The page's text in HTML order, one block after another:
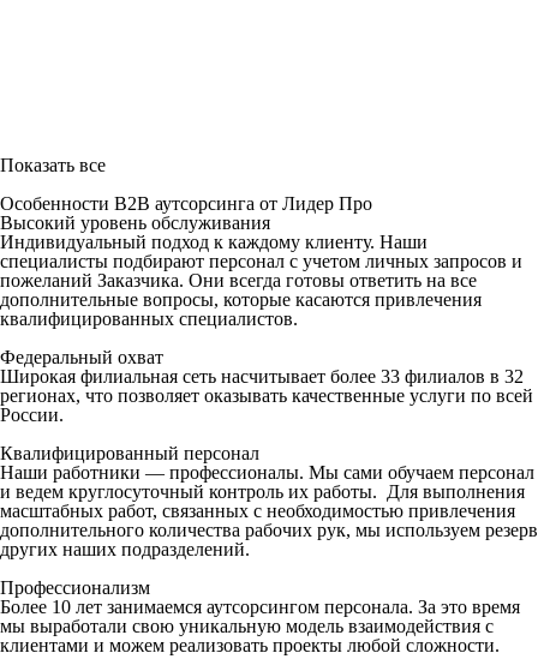
Показать все
Особенности B2B аутсорсинга от Лидер Про
Высокий уровень обслуживания
Индивидуальный подход к каждому клиенту. Наши
специалисты подбирают персонал с учетом личных запросов и
пожеланий Заказчика. Они всегда готовы ответить на все
дополнительные вопросы, которые касаются привлечения
квалифицированных специалистов.
Федеральный охват
Широкая филиальная сеть насчитывает более 33 филиалов в 32
регионах, что позволяет оказывать качественные услуги по всей
России.
Квалифицированный персонал
Наши работники — профессионалы. Мы сами обучаем персонал
и ведем круглосуточный контроль их работы. Для выполнения
масштабных работ, связанных с необходимостью привлечения
дополнительного количества рабочих рук, мы используем резерв
других наших подразделений.
Профессионализм
Более 10 лет занимаемся аутсорсингом персонала. За это время
мы выработали свою уникальную модель взаимодействия с
клиентами и можем реализовать проекты любой сложности.